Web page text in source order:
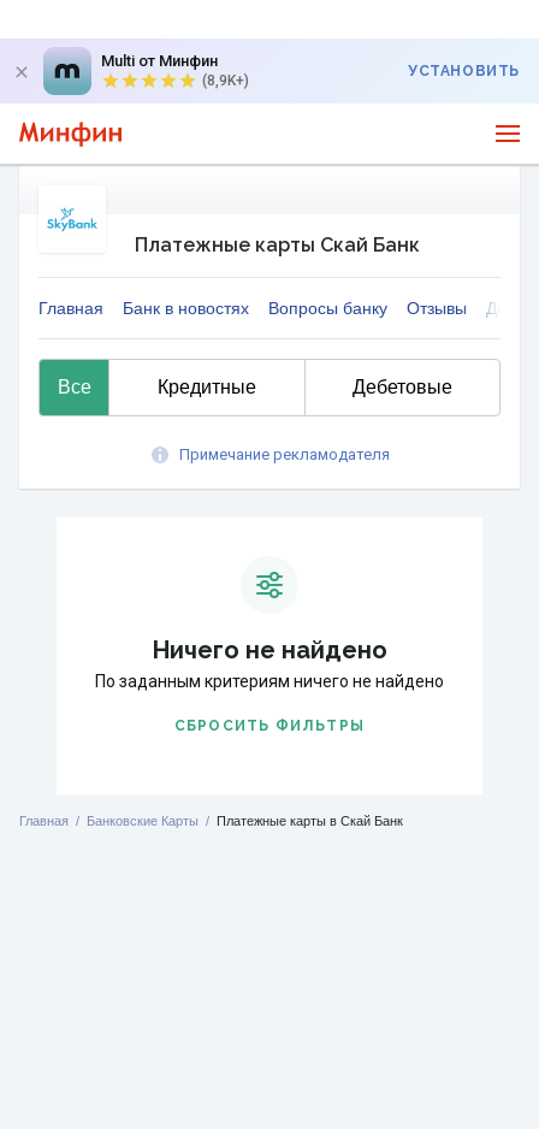
Multi от Минфин
(8,9K+)
УСТАНОВИТЬ
Платежные карты Скай Банк
Главная Банк в новостях Вопросы банку Отзывы
Все Кредитные Дебетовые
Примечание рекламодателя
Ничего не найдено
По заданным критериям ничего не найдено
СБРОСИТЬ ФИЛЬТРЫ
Главная Банковские Карты Платежные карты в Скай Банк